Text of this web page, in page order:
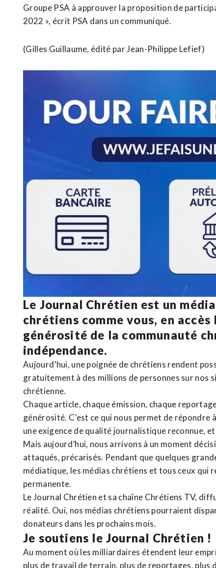
Groupe PSA à approuver la proposition de
2022 », écrit PSA dans un communiqué.
(Gilles Guillaume, édité par Jean-Philippe Lefief)
Le Journal Chrétien est un
chrétiens comme vous, en
générosité de la communauté
indépendance.
Aujourd’hui, une poignée de chrétiens rendent
gratuitement à des millions de personnes sur nos
chrétienne.
Chaque article, chaque émission, chaque
générosité. C’est ce qui nous permet de
une exigence de qualité journalistique reconnue,
Mais aujourd’hui, nous arrivons à un moment
attaqués, précarisés. Pendant que quelques
médiatique, les médias chrétiens et tous ceux qui
permanente.
Le Journal Chrétien et sa chaîne Chrétiens TV,
réalité. Oui, nos médias chrétiens pourraient
donateurs dans les prochains mois.
Je soutiens le Journal Chrétien !
Au moment où les milliardaires étendent leur
plus de travail de terrain, plus de reportages, plus